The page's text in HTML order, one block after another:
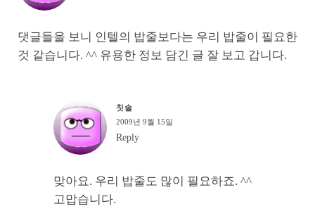
댓글들을 보니 인텔의 밥줄보다는 우리 밥줄이 필요한
것 같습니다. ^^ 유용한 정보 담긴 글 잘 보고 갑니다.
칫솔
2009년 9월 15일
Reply
맞아요. 우리 밥줄도 많이 필요하죠. ^^
고맙습니다.